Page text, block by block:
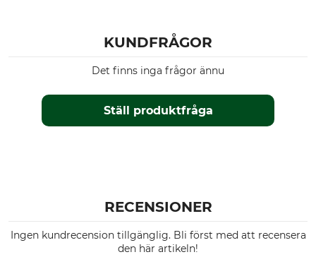
KUNDFRÅGOR
Ställ produktfråga
Det finns inga frågor ännu
RECENSIONER
Ingen kundrecension tillgänglig. Bli först med att recensera
den här artikeln!